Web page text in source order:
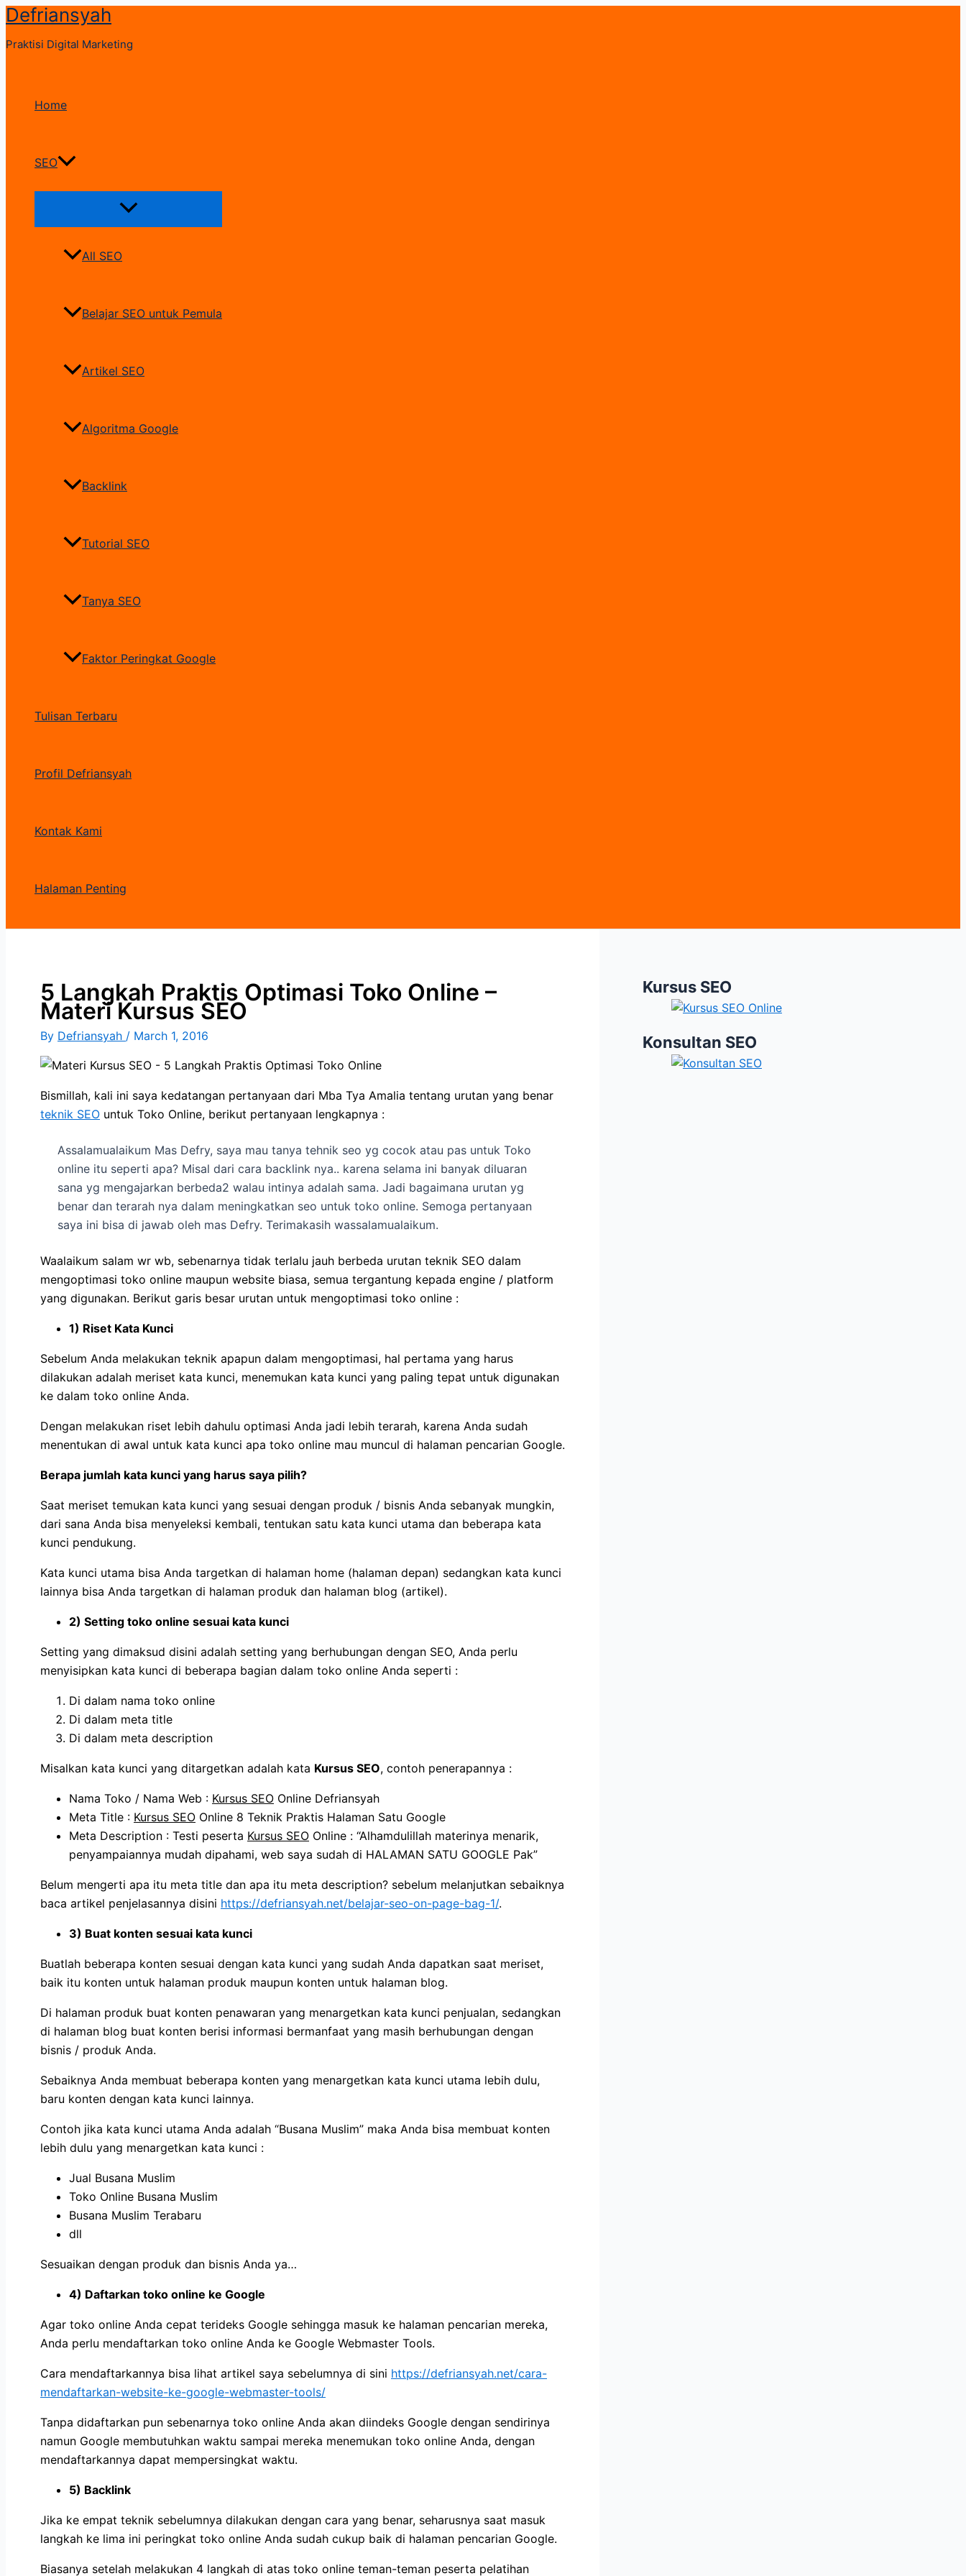
Skip
content
Defriansyah
Praktisi Digital Marketing
Home
SEO
Menu
All SEO
Belajar SEO untuk Pemula
Artikel SEO
Algoritma Google
Backlink
Tutorial SEO
Tanya SEO
Faktor Peringkat Google
Tulisan Terbaru
Profil Defriansyah
Kontak Kami
Halaman Penting
5 Langkah Praktis Optimasi Toko Online –
Materi Kursus SEO
By Defriansyah / March 1, 2016
Bismillah, kali ini saya kedatangan pertanyaan dari Mba Tya Amalia tentang urutan yang benar
teknik SEO untuk Toko Online, berikut pertanyaan lengkapnya :
Assalamualaikum Mas Defry, saya mau tanya tehnik seo yg cocok atau pas untuk Toko
online itu seperti apa? Misal dari cara backlink nya.. karena selama ini banyak diluaran
sana yg mengajarkan berbeda2 walau intinya adalah sama. Jadi bagaimana urutan yg
benar dan terarah nya dalam meningkatkan seo untuk toko online. Semoga pertanyaan
saya ini bisa di jawab oleh mas Defry. Terimakasih wassalamualaikum.
Waalaikum salam wr wb, sebenarnya tidak terlalu jauh berbeda urutan teknik SEO dalam
mengoptimasi toko online maupun website biasa, semua tergantung kepada engine / platform
yang digunakan. Berikut garis besar urutan untuk mengoptimasi toko online :
1) Riset Kata Kunci
Sebelum Anda melakukan teknik apapun dalam mengoptimasi, hal pertama yang harus
dilakukan adalah meriset kata kunci, menemukan kata kunci yang paling tepat untuk digunakan
ke dalam toko online Anda.
Dengan melakukan riset lebih dahulu optimasi Anda jadi lebih terarah, karena Anda sudah
menentukan di awal untuk kata kunci apa toko online mau muncul di halaman pencarian Google.
Berapa jumlah kata kunci yang harus saya pilih?
Saat meriset temukan kata kunci yang sesuai dengan produk / bisnis Anda sebanyak mungkin,
dari sana Anda bisa menyeleksi kembali, tentukan satu kata kunci utama dan beberapa kata
kunci pendukung.
Kata kunci utama bisa Anda targetkan di halaman home (halaman depan) sedangkan kata kunci
lainnya bisa Anda targetkan di halaman produk dan halaman blog (artikel).
2) Setting toko online sesuai kata kunci
Setting yang dimaksud disini adalah setting yang berhubungan dengan SEO, Anda perlu
menyisipkan kata kunci di beberapa bagian dalam toko online Anda seperti :
Di dalam nama toko online
Di dalam meta title
Di dalam meta description
Misalkan kata kunci yang ditargetkan adalah kata Kursus SEO, contoh penerapannya :
Nama Toko / Nama Web : Kursus SEO Online Defriansyah
Meta Title : Kursus SEO Online 8 Teknik Praktis Halaman Satu Google
Meta Description : Testi peserta Kursus SEO Online : “Alhamdulillah materinya menarik,
penyampaiannya mudah dipahami, web saya sudah di HALAMAN SATU GOOGLE Pak”
Belum mengerti apa itu meta title dan apa itu meta description? sebelum melanjutkan sebaiknya
baca artikel penjelasannya disini https://defriansyah.net/belajar-seo-on-page-bag-1/.
3) Buat konten sesuai kata kunci
Buatlah beberapa konten sesuai dengan kata kunci yang sudah Anda dapatkan saat meriset,
baik itu konten untuk halaman produk maupun konten untuk halaman blog.
Di halaman produk buat konten penawaran yang menargetkan kata kunci penjualan, sedangkan
di halaman blog buat konten berisi informasi bermanfaat yang masih berhubungan dengan
bisnis / produk Anda.
Sebaiknya Anda membuat beberapa konten yang menargetkan kata kunci utama lebih dulu,
baru konten dengan kata kunci lainnya.
Contoh jika kata kunci utama Anda adalah “Busana Muslim” maka Anda bisa membuat konten
lebih dulu yang menargetkan kata kunci :
Jual Busana Muslim
Toko Online Busana Muslim
Busana Muslim Terabaru
dll
Sesuaikan dengan produk dan bisnis Anda ya…
4) Daftarkan toko online ke Google
Agar toko online Anda cepat terideks Google sehingga masuk ke halaman pencarian mereka,
Anda perlu mendaftarkan toko online Anda ke Google Webmaster Tools.
Cara mendaftarkannya bisa lihat artikel saya sebelumnya di sini https://defriansyah.net/cara-
mendaftarkan-website-ke-google-webmaster-tools/
Tanpa didaftarkan pun sebenarnya toko online Anda akan diindeks Google dengan sendirinya
namun Google membutuhkan waktu sampai mereka menemukan toko online Anda, dengan
mendaftarkannya dapat mempersingkat waktu.
5) Backlink
Jika ke empat teknik sebelumnya dilakukan dengan cara yang benar, seharusnya saat masuk
langkah ke lima ini peringkat toko online Anda sudah cukup baik di halaman pencarian Google.
Biasanya setelah melakukan 4 langkah di atas toko online teman-teman peserta pelatihan
Kursus SEO
Konsultan SEO